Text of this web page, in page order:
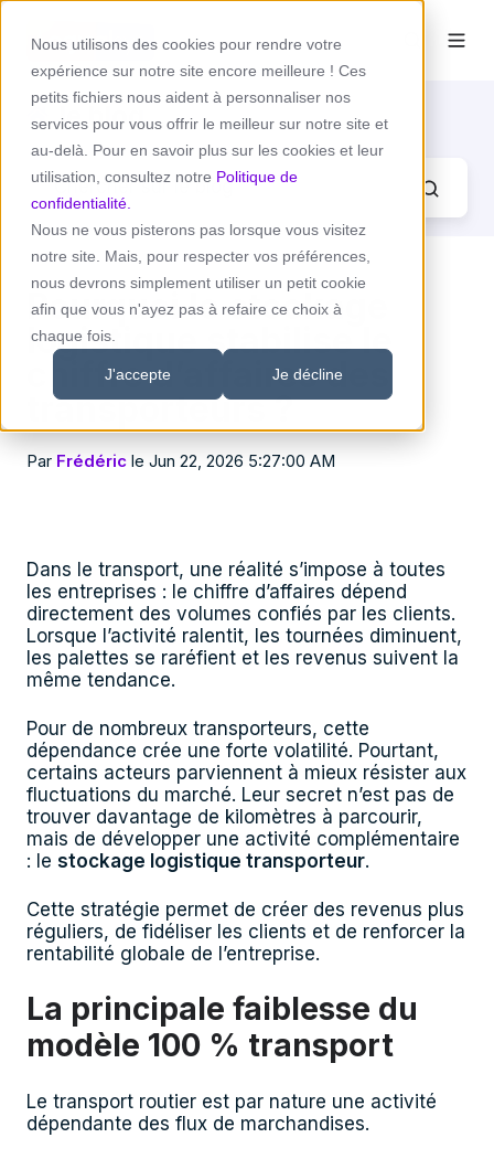
Nous utilisons des cookies pour rendre votre
expérience sur notre site encore meilleure ! Ces
petits fichiers nous aident à personnaliser nos
services pour vous offrir le meilleur sur notre site et
au-delà. Pour en savoir plus sur les cookies et leur
utilisation, consultez notre Politique de
confidentialité.
Nous ne vous pisterons pas lorsque vous visitez
notre site. Mais, pour respecter vos préférences,
nous devrons simplement utiliser un petit cookie
afin que vous n'ayez pas à refaire ce choix à
chaque fois.
J'accepte Je décline
le blog
Pourquoi le stockage
logistique stabilise le
chiffre d’affaires des
transporteurs ?
Par Frédéric le Jun 22, 2026 5:27:00 AM
Dans le transport, une réalité s’impose à toutes
les entreprises : le chiffre d’affaires dépend
directement des volumes confiés par les clients.
Lorsque l’activité ralentit, les tournées diminuent,
les palettes se raréfient et les revenus suivent la
même tendance.
Pour de nombreux transporteurs, cette
dépendance crée une forte volatilité. Pourtant,
certains acteurs parviennent à mieux résister aux
fluctuations du marché. Leur secret n’est pas de
trouver davantage de kilomètres à parcourir,
mais de développer une activité complémentaire
: le stockage logistique transporteur.
Cette stratégie permet de créer des revenus plus
réguliers, de fidéliser les clients et de renforcer la
rentabilité globale de l’entreprise.
La principale faiblesse du
modèle 100 % transport
Le transport routier est par nature une activité
dépendante des flux de marchandises.